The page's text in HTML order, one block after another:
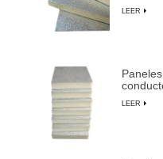
LEER
espuma
LEER